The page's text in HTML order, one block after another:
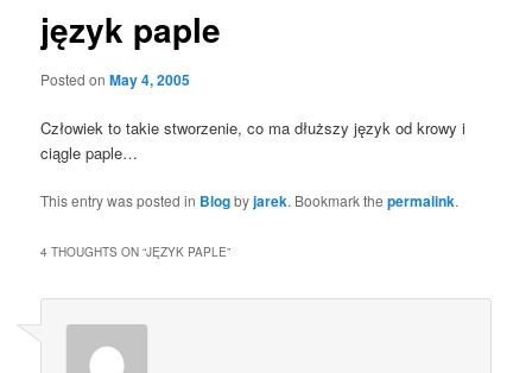
język paple
Posted onMay 4, 2005
Człowiek to takie stworzenie, co ma dłuższy język od krowy i
ciągle paple…
This entry was posted in Blogbyjarek. Bookmark thepermalink.
4 THOUGHTS ON “JĘZYK PAPLE”